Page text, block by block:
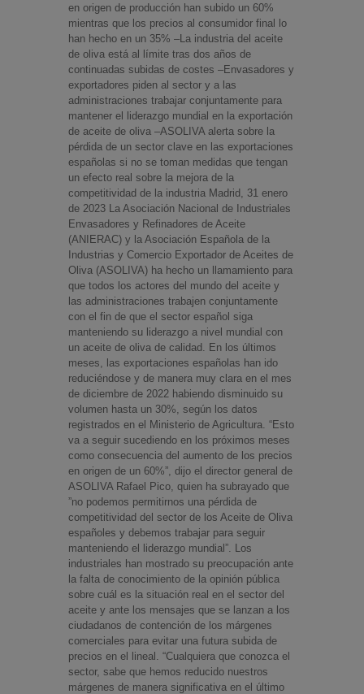
en origen de producción han subido un 60%
mientras que los precios al consumidor final lo
han hecho en un 35% –La industria del aceite
de oliva está al límite tras dos años de
continuadas subidas de costes –Envasadores y
exportadores piden al sector y a las
administraciones trabajar conjuntamente para
mantener el liderazgo mundial en la exportación
de aceite de oliva –ASOLIVA alerta sobre la
pérdida de un sector clave en las exportaciones
españolas si no se toman medidas que tengan
un efecto real sobre la mejora de la
competitividad de la industria Madrid, 31 enero
de 2023 La Asociación Nacional de Industriales
Envasadores y Refinadores de Aceite
(ANIERAC) y la Asociación Española de la
Industrias y Comercio Exportador de Aceites de
Oliva (ASOLIVA) ha hecho un llamamiento para
que todos los actores del mundo del aceite y
las administraciones trabajen conjuntamente
con el fin de que el sector español siga
manteniendo su liderazgo a nivel mundial con
un aceite de oliva de calidad. En los últimos
meses, las exportaciones españolas han ido
reduciéndose y de manera muy clara en el mes
de diciembre de 2022 habiendo disminuido su
volumen hasta un 30%, según los datos
registrados en el Ministerio de Agricultura. “Esto
va a seguir sucediendo en los próximos meses
como consecuencia del aumento de los precios
en origen de un 60%”, dijo el director general de
ASOLIVA Rafael Pico, quien ha subrayado que
”no podemos permitirnos una pérdida de
competitividad del sector de los Aceite de Oliva
españoles y debemos trabajar para seguir
manteniendo el liderazgo mundial”. Los
industriales han mostrado su preocupación ante
la falta de conocimiento de la opinión pública
sobre cuál es la situación real en el sector del
aceite y ante los mensajes que se lanzan a los
ciudadanos de contención de los márgenes
comerciales para evitar una futura subida de
precios en el lineal. “Cualquiera que conozca el
sector, sabe que hemos reducido nuestros
márgenes de manera significativa en el último